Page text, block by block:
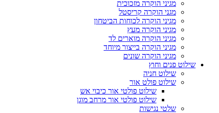
מגיני הוקרה מזכוכית
מגני הוקרה קריסטל
מגיני הוקרה לכוחות הביטחון
מגיני הוקרה מעץ
מגיני הוקרה מוארים לד
מגיני הוקרה בייצור מיוחד
מגיני הוקרה שונים
שילוט פנים וחוץ
שילוט חניה
שילוט פולט אור
שילוט פולטי אור כיבוי אש
שילוט פולטי אור מרחב מוגן
שלטי נגישות